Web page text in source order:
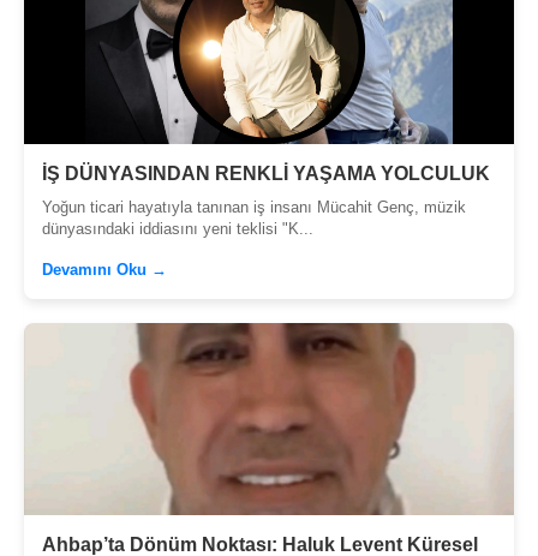
İŞ DÜNYASINDAN RENKLİ YAŞAMA YOLCULUK
Yoğun ticari hayatıyla tanınan iş insanı Mücahit Genç, müzik
dünyasındaki iddiasını yeni teklisi "K...
Devamını Oku →
Ahbap’ta Dönüm Noktası: Haluk Levent Küresel